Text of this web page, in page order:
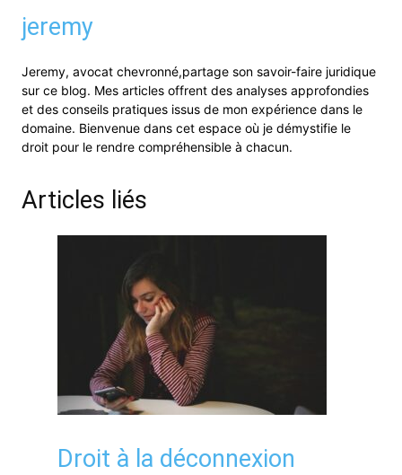
jeremy
Jeremy, avocat chevronné,partage son savoir-faire juridique
sur ce blog. Mes articles offrent des analyses approfondies
et des conseils pratiques issus de mon expérience dans le
domaine. Bienvenue dans cet espace où je démystifie le
droit pour le rendre compréhensible à chacun.
Articles liés
Droit à la déconnexion